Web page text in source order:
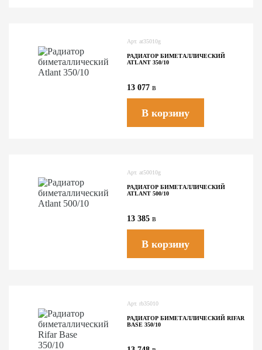
Арт. at35010g
РАДИАТОР БИМЕТАЛЛИЧЕСКИЙ
ATLANT 350/10
13 077 в
В корзину
Арт. at50010g
РАДИАТОР БИМЕТАЛЛИЧЕСКИЙ
ATLANT 500/10
13 385 в
В корзину
Арт. rb35010
РАДИАТОР БИМЕТАЛЛИЧЕСКИЙ RIFAR
BASE 350/10